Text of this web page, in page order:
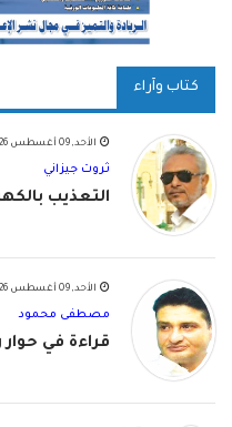
كتاب وآراء
الأحد, 09 أغسطس 2026
ثروت جيزاني
التعذيب بالكهرباء
الأحد, 09 أغسطس 2026
مصطفى محمود
قراءة في